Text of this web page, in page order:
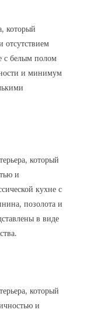
который
отсутствием
с белым полом
и минимум
который
и
кухне с
позолота и
в виде
который
и